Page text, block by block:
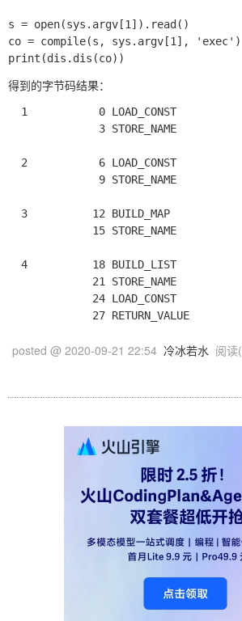
s = open(sys.argv[1]).read()
co = compile(s, sys.argv[1], 'exec')
得到的字节码结果：
1           0 LOAD_CONST
3 STORE_NAME
2           6 LOAD_CONST
9 STORE_NAME
3          12 BUILD_MAP
15 STORE_NAME
4          18 BUILD_LIST
21 STORE_NAME
24 LOAD_CONST
posted @ 2020-09-21 22:54 冷冰若水 阅读(